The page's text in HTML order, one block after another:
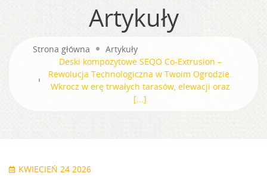
Artykuły
Strona główna
Artykuły
Deski kompozytowe SEQO Co-Extrusion –
Rewolucja Technologiczna w Twoim Ogrodzie.
Wkrocz w erę trwałych tarasów, elewacji oraz
[...]
KWIECIEŃ 24 2026